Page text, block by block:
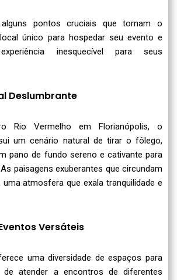
pontos cruciais que tornam o
único para hospedar seu evento e
inesquecível para seus
Deslumbrante
Rio Vermelho em Florianópolis, o
um cenário natural de tirar o fôlego,
pano de fundo sereno e cativante para
paisagens exuberantes que circundam
atmosfera que exala tranquilidade e
Versáteis
uma diversidade de espaços para
de atender a encontros de diferentes